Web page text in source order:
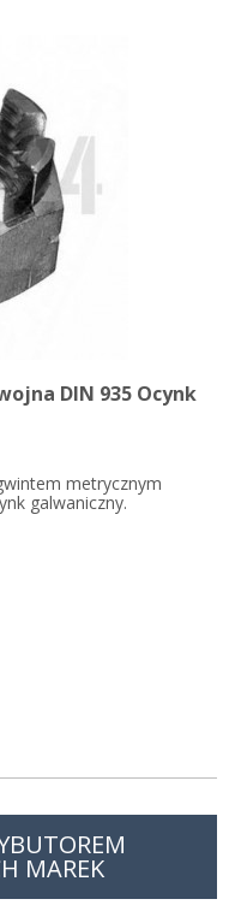
DIN 935 Ocynk
metrycznym
galwaniczny.
MAREK